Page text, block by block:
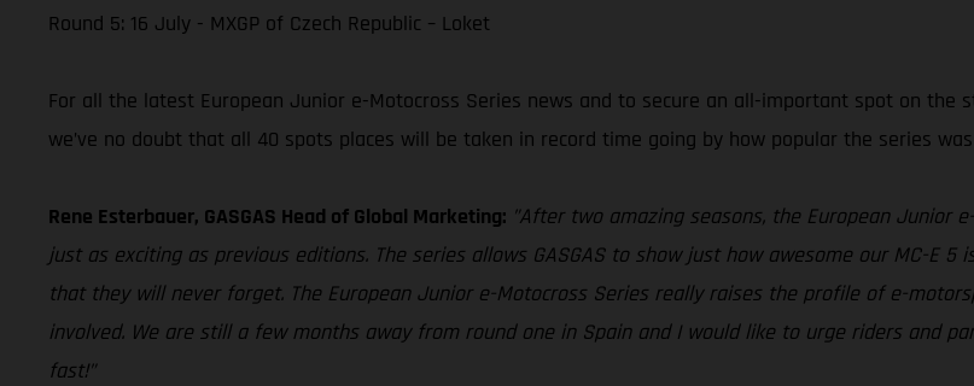
Round 5: 16 July - MXGP of Czech Republic – Loket
For all the latest European Junior e-Motocross Series news and to secure an all-important spot on the
we’ve no doubt that all 40 spots places will be taken in record time going by how popular the series
Rene Esterbauer, GASGAS Head of Global Marketing: ”After two amazing seasons, the European Junior
just as exciting as previous editions. The series allows GASGAS to show just how awesome our MC-E
that they will never forget. The European Junior e-Motocross Series really raises the profile of e-
involved. We are still a few months away from round one in Spain and I would like to urge riders and
fast!”